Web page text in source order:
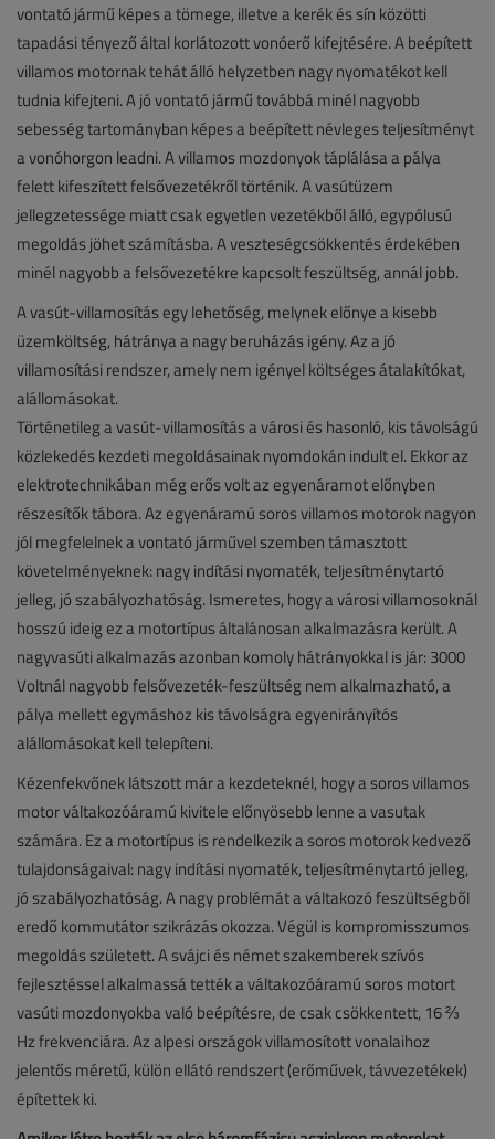
vontató jármű képes a tömege, illetve a kerék és sín közötti
tapadási tényező által korlátozott vonóerő kifejtésére. A beépített
villamos motornak tehát álló helyzetben nagy nyomatékot kell
tudnia kifejteni. A jó vontató jármű továbbá minél nagyobb
sebesség tartományban képes a beépített névleges teljesítményt
a vonóhorgon leadni. A villamos mozdonyok táplálása a pálya
felett kifeszített felsővezetékről történik. A vasútüzem
jellegzetessége miatt csak egyetlen vezetékből álló, egypólusú
megoldás jöhet számításba. A veszteségcsökkentés érdekében
minél nagyobb a felsővezetékre kapcsolt feszültség, annál jobb.
A vasút-villamosítás egy lehetőség, melynek előnye a kisebb
üzemköltség, hátránya a nagy beruházás igény. Az a jó
villamosítási rendszer, amely nem igényel költséges átalakítókat,
alállomásokat.
Történetileg a vasút-villamosítás a városi és hasonló, kis távolságú
közlekedés kezdeti megoldásainak nyomdokán indult el. Ekkor az
elektrotechnikában még erős volt az egyenáramot előnyben
részesítők tábora. Az egyenáramú soros villamos motorok nagyon
jól megfelelnek a vontató járművel szemben támasztott
követelményeknek: nagy indítási nyomaték, teljesítménytartó
jelleg, jó szabályozhatóság. Ismeretes, hogy a városi villamosoknál
hosszú ideig ez a motortípus általánosan alkalmazásra került. A
nagyvasúti alkalmazás azonban komoly hátrányokkal is jár: 3000
Voltnál nagyobb felsővezeték-feszültség nem alkalmazható, a
pálya mellett egymáshoz kis távolságra egyenirányítós
alállomásokat kell telepíteni.
Kézenfekvőnek látszott már a kezdeteknél, hogy a soros villamos
motor váltakozóáramú kivitele előnyösebb lenne a vasutak
számára. Ez a motortípus is rendelkezik a soros motorok kedvező
tulajdonságaival: nagy indítási nyomaték, teljesítménytartó jelleg,
jó szabályozhatóság. A nagy problémát a váltakozó feszültségből
eredő kommutátor szikrázás okozza. Végül is kompromisszumos
megoldás született. A svájci és német szakemberek szívós
fejlesztéssel alkalmassá tették a váltakozóáramú soros motort
vasúti mozdonyokba való beépítésre, de csak csökkentett, 16 ⅔
Hz frekvenciára. Az alpesi országok villamosított vonalaihoz
jelentős méretű, külön ellátó rendszert (erőművek, távvezetékek)
építettek ki.